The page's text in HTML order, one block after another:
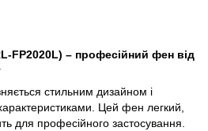
FP2020L) – професійний фен від
стильним дизайном і
Цей фен легкий,
для професійного застосування.